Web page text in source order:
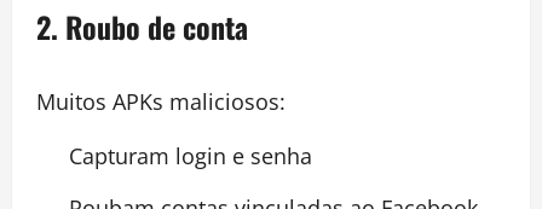
2. Roubo de conta
Muitos APKs maliciosos:
Capturam login e senha